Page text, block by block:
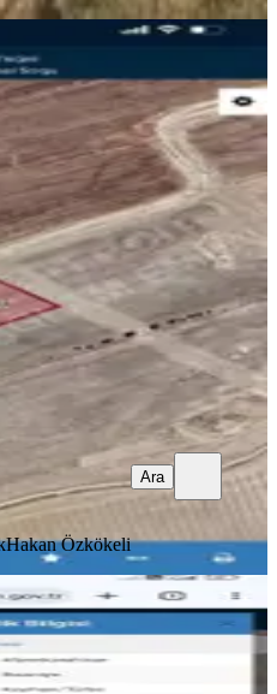
İhsaniye
Fırsat Arsa
Mahallesi
m²·23.07.2026
Hakan Özkökeli
Ara
Kayıhan Türbe'de
Arsa
Mahallesi